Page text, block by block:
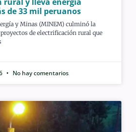
de 33 mil peruanos
y Minas (MINEM) culminó la
de electrificación rural que
No hay comentarios